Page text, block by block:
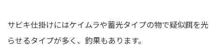
サビキ仕掛けにはケイムラや蓄光タイプの物で疑似餌を光
らせるタイプが多く、釣果もあります。